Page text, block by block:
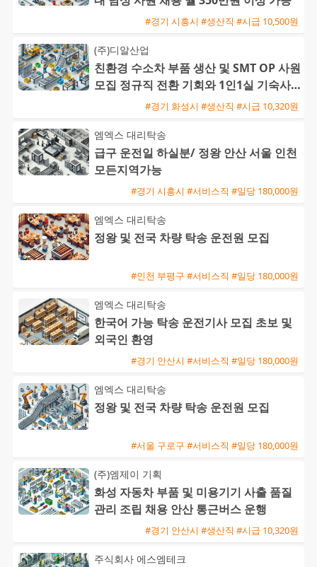
#경기 시흥시 #생산직 #시급 10,500원
(주)디알산업
친환경 수소차 부품 생산 및 SMT OP 사원
모집 정규직 전환 기회와 1인1실 기숙사
#경기 화성시 #생산직 #시급 10,320원
엠엑스 대리탁송
급구 운전일 하실분/ 정왕 안산 서울 인천
모든지역가능
#경기 시흥시 #서비스직 #일당 180,000원
엠엑스 대리탁송
정왕 및 전국 차량 탁송 운전원 모집
#인천 부평구 #서비스직 #일당 180,000원
엠엑스 대리탁송
한국어 가능 탁송 운전기사 모집 초보 및
외국인 환영
#경기 안산시 #서비스직 #일당 180,000원
엠엑스 대리탁송
정왕 및 전국 차량 탁송 운전원 모집
#서울 구로구 #서비스직 #일당 180,000원
(주)엠제이 기획
화성 자동차 부품 및 미용기기 사출 품질
관리 조립 채용 안산 통근버스 운행
#경기 안산시 #생산직 #시급 10,320원
주식회사 에스엠테크